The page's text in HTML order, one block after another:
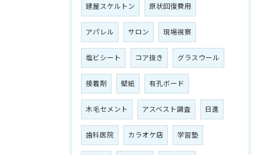
建屋スケルトン 原状回復費用
アパレル サロン 現場視察
塩ビシート コア抜き グラスウール
接着剤 壁紙 有孔ボード
木毛セメント アスベスト調査 日進
歯科医院 カラオケ店 学習塾